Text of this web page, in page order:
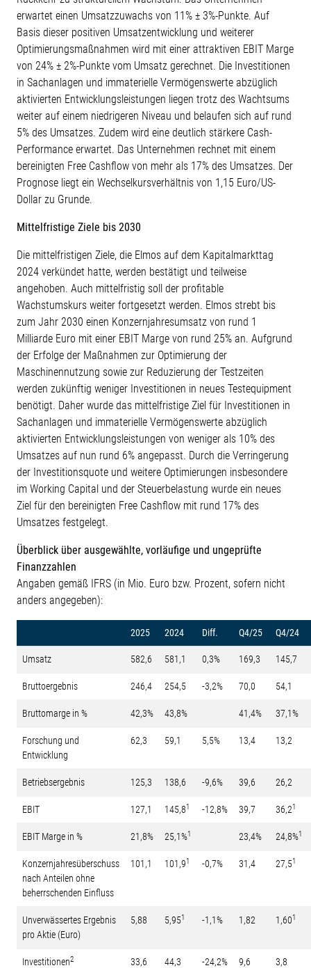
erwartet einen Umsatzzuwachs von 11% ± 3%-Punkte. Auf
Basis dieser positiven Umsatzentwicklung und weiterer
Optimierungsmaßnahmen wird mit einer attraktiven EBIT Marge
von 24% ± 2%-Punkte vom Umsatz gerechnet. Die Investitionen
in Sachanlagen und immaterielle Vermögenswerte abzüglich
aktivierten Entwicklungsleistungen liegen trotz des Wachtsums
weiter auf einem niedrigeren Niveau und belaufen sich auf rund
5% des Umsatzes. Zudem wird eine deutlich stärkere Cash-
Performance erwartet. Das Unternehmen rechnet mit einem
bereinigten Free Cashflow von mehr als 17% des Umsatzes. Der
Prognose liegt ein Wechselkursverhältnis von 1,15 Euro/US-
Dollar zu Grunde.
Mittelfristige Ziele bis 2030
Die mittelfristigen Ziele, die Elmos auf dem Kapitalmarkttag
2024 verkündet hatte, werden bestätigt und teilweise
angehoben. Auch mittelfristig soll der profitable
Wachstumskurs weiter fortgesetzt werden. Elmos strebt bis
zum Jahr 2030 einen Konzernjahresumsatz von rund 1
Milliarde Euro mit einer EBIT Marge von rund 25% an. Aufgrund
der Erfolge der Maßnahmen zur Optimierung der
Maschinennutzung sowie zur Reduzierung der Testzeiten
werden zukünftig weniger Investitionen in neues Testequipment
benötigt. Daher wurde das mittelfristige Ziel für Investitionen in
Sachanlagen und immaterielle Vermögenswerte abzüglich
aktivierten Entwicklungsleistungen von weniger als 10% des
Umsatzes auf nun rund 6% angepasst. Durch die Verringerung
der Investitionsquote und weitere Optimierungen insbesondere
im Working Capital und der Steuerbelastung wurde ein neues
Ziel für den bereinigten Free Cashflow mit rund 17% des
Umsatzes festgelegt.
Überblick über ausgewählte, vorläufige und ungeprüfte
Finanzzahlen
Angaben gemäß IFRS (in Mio. Euro bzw. Prozent, sofern nicht
anders angegeben):
2025 2024 Diff. Q4/25 Q4/24
Umsatz 582,6 581,1 0,3% 169,3 145,7
Bruttoergebnis 246,4 254,5 -3,2% 70,0 54,1
Bruttomarge in % 42,3% 43,8% 41,4% 37,1%
Forschung und
Entwicklung
62,3 59,1 5,5% 13,4 13,2
Betriebsergebnis 125,3 138,6 -9,6% 39,6 26,2
EBIT 127,1 145,81 -12,8% 39,7 36,21
EBIT Marge in % 21,8% 25,1%1 23,4% 24,8%1
Konzernjahresüberschuss
nach Anteilen ohne
beherrschenden Einfluss
101,1 101,91 -0,7% 31,4 27,51
Unverwässertes Ergebnis
pro Aktie (Euro)
5,88 5,951 -1,1% 1,82 1,601
Investitionen2 33,6 44,3 -24,2% 9,6 3,8